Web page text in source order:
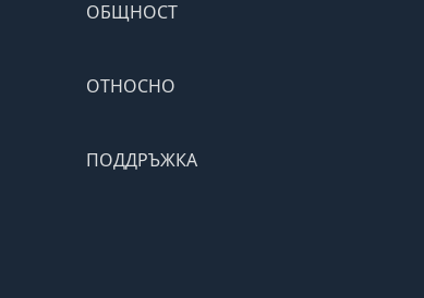
ОБЩНОСТ
ОТНОСНО
ПОДДРЪЖКА